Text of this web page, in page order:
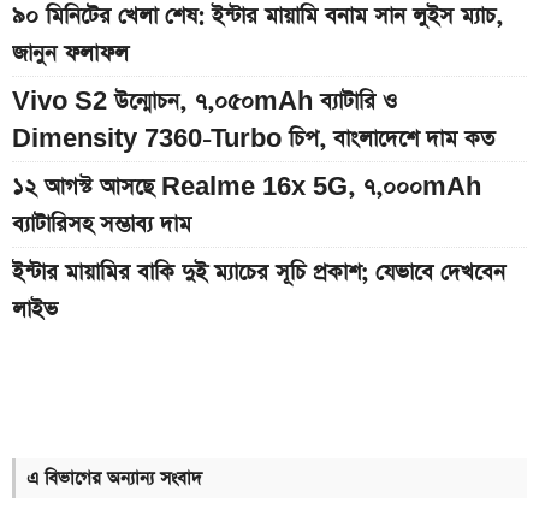
৯০ মিনিটের খেলা শেষ: ইন্টার মায়ামি বনাম সান লুইস ম্যাচ,
জানুন ফলাফল
Vivo S2 উন্মোচন, ৭,০৫০mAh ব্যাটারি ও
Dimensity 7360-Turbo চিপ, বাংলাদেশে দাম কত
১২ আগস্ট আসছে Realme 16x 5G, ৭,০০০mAh
ব্যাটারিসহ সম্ভাব্য দাম
ইন্টার মায়ামির বাকি দুই ম্যাচের সূচি প্রকাশ; যেভাবে দেখবেন
লাইভ
নবম পে-স্কেলের ফাইল যেদিন উঠতে পারে মন্ত্রিসভায়
এ বিভাগের অন্যান্য সংবাদ